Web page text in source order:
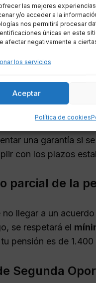
las mejores
y/o acceder a la
nos permitirá procesar
únicas en este
afectar negativamente a
los servicios
Aceptar
Política de cookies
de
es una
Esto
algunas
apruebe un
una garantía si
con los plazos
parcial de la
no llegar a un
se respetará el
pensión es de
Segunda